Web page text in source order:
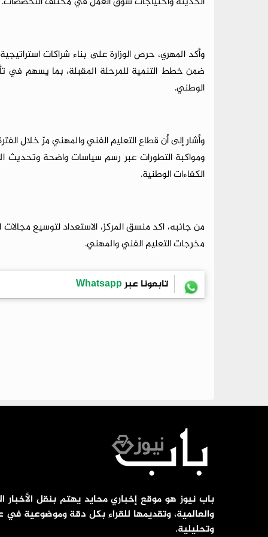
وأكد المهري، حرص الوزارة على بناء شراكات
ضمن خطط التنمية للمرحلة المقبلة، بما يسهم في
الوطني.
وأشار إلى أن قطاع التعليم الفني والمهني مرّ خلال
ومواكبة التطورات عبر رسم سياسات واضحة وتحديث
الكفاءات الوطنية.
من جانبه، اكد منسق المركز، الاستعداد لتوسيع
مخرجات التعليم الفني والمهني.
تابعونا عبرWhatsapp
باب نيوز هو موقع إخباري محايد يهتم بنقل الأخبار
والعالمية، وتقديمها للقراء بكل دقة وموضوعية في
وتحليلية.